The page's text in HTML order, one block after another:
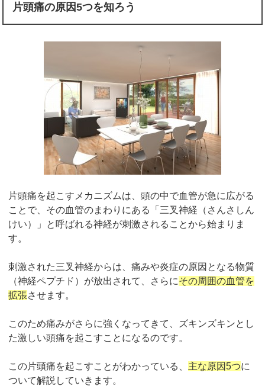
片頭痛の原因5つを知ろう
片頭痛を起こすメカニズムは、頭の中で血管が急に広がる
ことで、その血管のまわりにある「三叉神経（さんさしん
けい）」と呼ばれる神経が刺激されることから始まりま
す。
刺激された三叉神経からは、痛みや炎症の原因となる物質
（神経ペプチド）が放出されて、さらにその周囲の血管を
拡張させます。
このため痛みがさらに強くなってきて、ズキンズキンとし
た激しい頭痛を起こすことになるのです。
この片頭痛を起こすことがわかっている、 主な原因5つに
ついて解説していきます。